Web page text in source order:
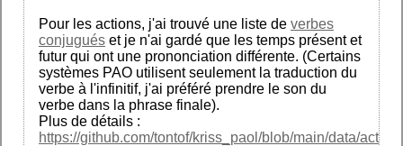
Pour les actions, j'ai trouvé une liste de verbes
conjugués et je n'ai gardé que les temps présent et
futur qui ont une prononciation différente. (Certains
systèmes PAO utilisent seulement la traduction du
verbe à l'infinitif, j'ai préféré prendre le son du
verbe dans la phrase finale).
Plus de détails :
https://github.com/tontof/kriss_paol/blob/main/data/